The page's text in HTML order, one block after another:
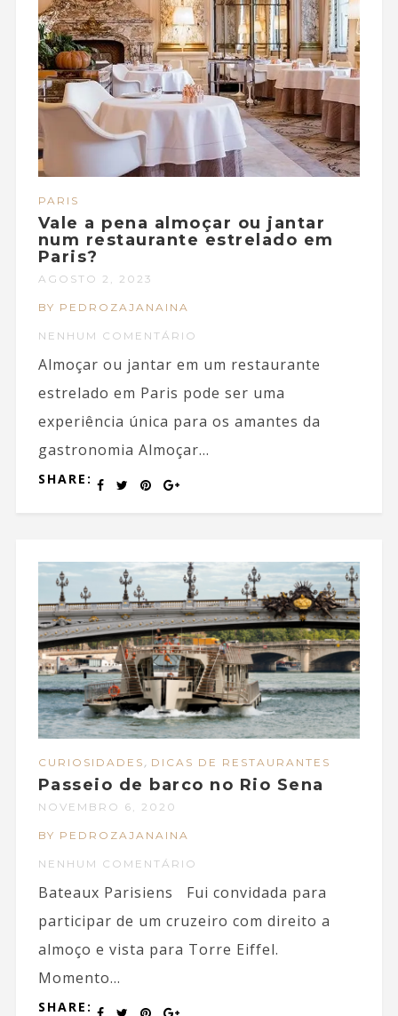
PARIS
Vale a pena almoçar ou jantar
num restaurante estrelado em
Paris?
AGOSTO 2, 2023
BY PEDROZAJANAINA
NENHUM COMENTÁRIO
Almoçar ou jantar em um restaurante
estrelado em Paris pode ser uma
experiência única para os amantes da
gastronomia Almoçar...
SHARE:
CURIOSIDADES , DICAS DE RESTAURANTES
Passeio de barco no Rio Sena
NOVEMBRO 6, 2020
BY PEDROZAJANAINA
NENHUM COMENTÁRIO
Bateaux Parisiens Fui convidada para
participar de um cruzeiro com direito a
almoço e vista para Torre Eiffel.
Momento...
SHARE: